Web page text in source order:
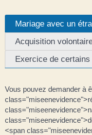
Mariage avec un
Acquisition
Exercice de
Vous pouvez demander à
<span